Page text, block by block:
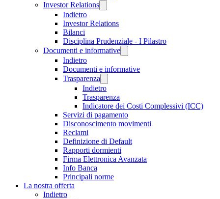
Investor Relations
Indietro
Investor Relations
Bilanci
Disciplina Prudenziale - I Pilastro
Documenti e informative
Indietro
Documenti e informative
Trasparenza
Indietro
Trasparenza
Indicatore dei Costi Complessivi (ICC)
Servizi di pagamento
Disconoscimento movimenti
Reclami
Definizione di Default
Rapporti dormienti
Firma Elettronica Avanzata
Info Banca
Principali norme
La nostra offerta
Indietro